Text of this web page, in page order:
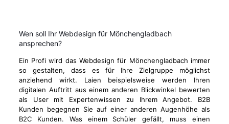
Wen soll Ihr Webdesign für Mönchengladbach
ansprechen?
Ein Profi wird das Webdesign für Mönchengladbach immer
so gestalten, dass es für Ihre Zielgruppe möglichst
anziehend wirkt. Laien beispielsweise werden Ihren
digitalen Auftritt aus einem anderen Blickwinkel bewerten
als User mit Expertenwissen zu Ihrem Angebot. B2B
Kunden begegnen Sie auf einer anderen Augenhöhe als
B2C Kunden. Was einem Schüler gefällt, muss einen